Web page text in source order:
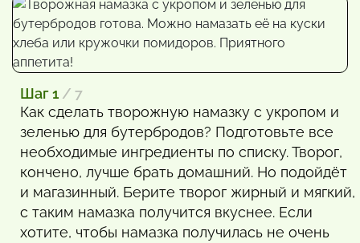
Шаг 1 / 7
Как сделать творожную намазку с укропом и
зеленью для бутербродов? Подготовьте все
необходимые ингредиенты по списку. Творог,
кончено, лучше брать домашний. Но подойдёт
и магазинный. Берите творог жирный и мягкий,
с таким намазка получится вкуснее. Если
хотите, чтобы намазка получилась не очень